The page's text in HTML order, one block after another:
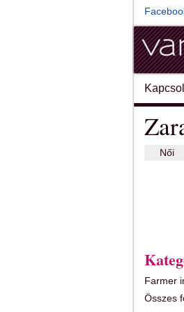
Női
Farmer
Összes